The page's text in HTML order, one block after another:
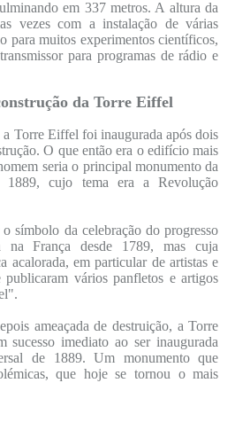
em 337 metros. A altura da
vezes com a instalação de várias
para muitos experimentos científicos,
para programas de rádio e
da Torre Eiffel
Torre Eiffel foi inaugurada após dois
O que então era o edifício mais
seria o principal monumento da
1889, cujo tema era a Revolução
símbolo da celebração do progresso
na França desde 1789, mas cuja
acalorada, em particular de artistas e
publicaram vários panfletos e artigos
ameaçada de destruição, a Torre
imediato ao ser inaugurada
de 1889. Um monumento que
que hoje se tornou o mais